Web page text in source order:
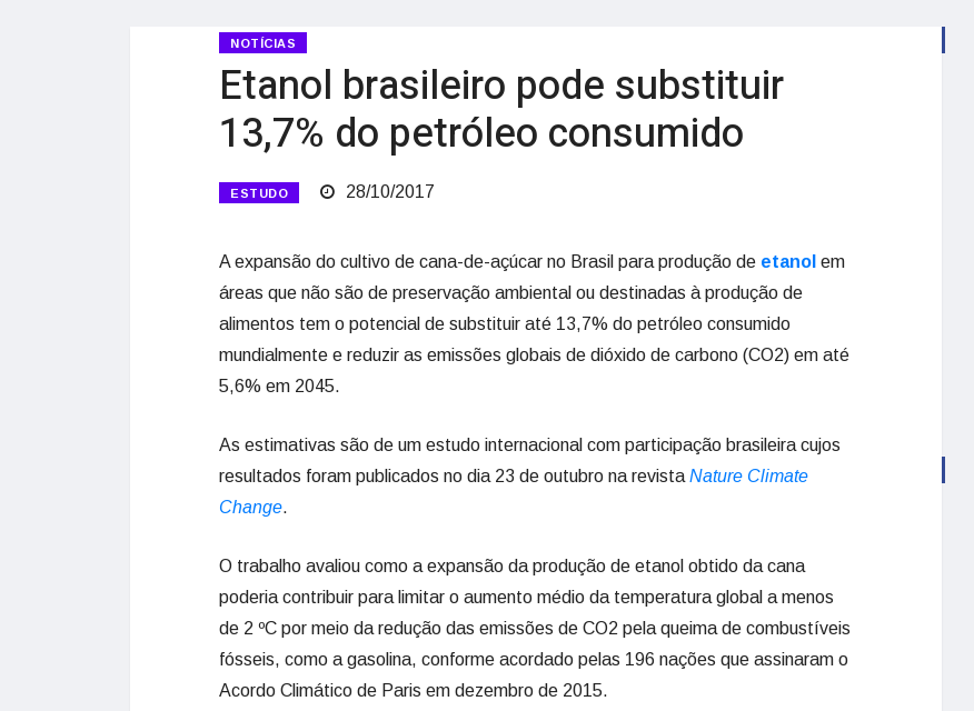
NOTÍCIAS
Etanol brasileiro pode substituir
13,7% do petróleo consumido
ESTUDO 28/10/2017
A expansão do cultivo de cana-de-açúcar no Brasil para produção de etanol em
áreas que não são de preservação ambiental ou destinadas à produção de
alimentos tem o potencial de substituir até 13,7% do petróleo consumido
mundialmente e reduzir as emissões globais de dióxido de carbono (CO2) em até
5,6% em 2045.
As estimativas são de um estudo internacional com participação brasileira cujos
resultados foram publicados no dia 23 de outubro na revista Nature Climate
Change.
O trabalho avaliou como a expansão da produção de etanol obtido da cana
poderia contribuir para limitar o aumento médio da temperatura global a menos
de 2 ºC por meio da redução das emissões de CO2 pela queima de combustíveis
fósseis, como a gasolina, conforme acordado pelas 196 nações que assinaram o
Acordo Climático de Paris em dezembro de 2015.